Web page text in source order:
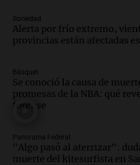
Audio.
personalizada y
el ayuno nocturno
Audio. Altas Cumbres:
cabra que llevaba ocho
un precipicio
Una mañana para todos
Audio.Matías, un
ante la detención y
Estados Unidos
Sociedad
Alerta por frío extremo,
provincias están afectadas
Básquet
Se conoció la causa de
promesas de la NBA: qué
forense
Panorama Federal
"Algo pasó al aterrizar":
muerte del kitesurfista en